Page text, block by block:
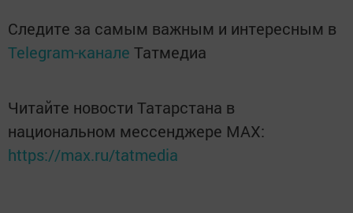
Следите за самым важным и интересным в
Telegram-канале Татмедиа
Читайте новости Татарстана в
национальном мессенджере MАХ:
https://max.ru/tatmedia